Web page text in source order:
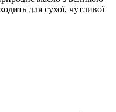
для сухої, чутливої